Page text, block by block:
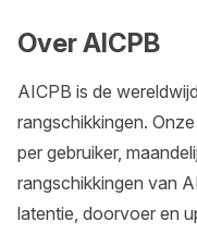
Over AICPB
AICPB is de
rangschikkingen.
per gebruiker,
rangschikkingen van
latentie, doorvoer en